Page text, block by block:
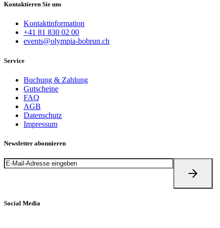
Kontaktieren Sie uns
Kontaktinformation
+41 81 830 02 00
events@olympia-bobrun.ch
Service
Buchung & Zahlung
Gutscheine
FAQ
AGB
Datenschutz
Impressum
Newsletter abonnieren
Social Media